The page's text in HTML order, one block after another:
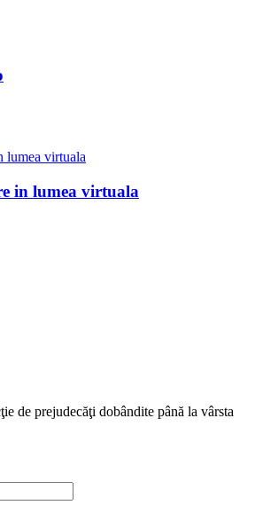
in lumea virtuala
de prejudecăţi dobândite până la vârsta